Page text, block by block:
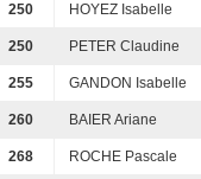
250 HOYEZ Isabelle
250 PETER Claudine
255 GANDON Isabelle
260 BAIER Ariane
268 ROCHE Pascale